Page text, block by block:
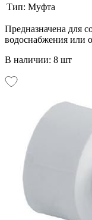
Тип: Муфта
Предназначена для
водоснабжения или
В наличии: 8 шт